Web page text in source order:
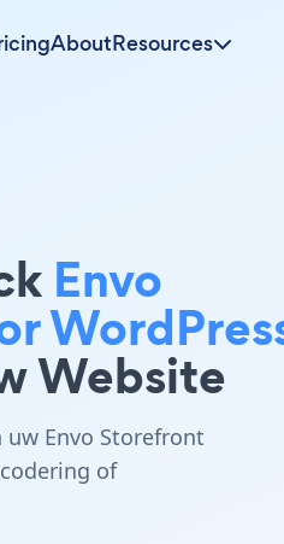
AboutResources
Envo
Website
uw Envo Storefront
of